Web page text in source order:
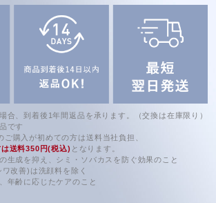
合、到着後1年間返品を承ります。（交換は在庫限り）
です
購入が初めての方は送料当社負担、
送料350円(税込) となります。
生成を抑え、シミ・ソバカスを防ぐ効果のこと
改善)は洗顔料を除く
年齢に応じたケアのこと